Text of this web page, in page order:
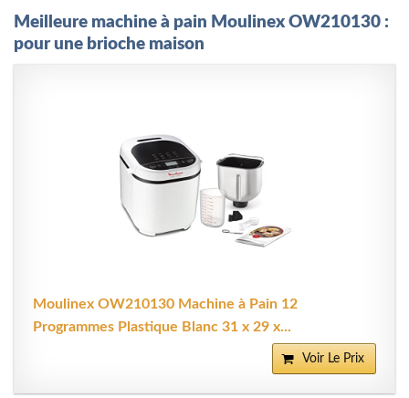
Meilleure machine à pain Moulinex OW210130 :
pour une brioche maison
Moulinex OW210130 Machine à Pain 12
Programmes Plastique Blanc 31 x 29 x...
Voir Le Prix